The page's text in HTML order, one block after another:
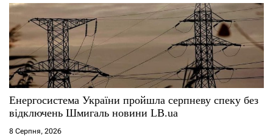
Енергосистема України пройшла серпневу спеку без
відключень Шмигаль новини LB.ua
8 Серпня, 2026